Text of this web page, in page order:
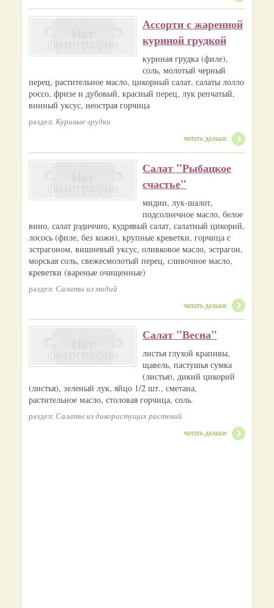
Ассорти с жаренной
куриной грудкой
куриная грудка (филе),
соль, молотый черный
перец, растительное масло, цикорный салат, салаты лолло
россо, фризе и дубовый, красный перец, лук репчатый,
винный уксус, неострая горчица
раздел: Куриные грудки
читать дальше
Салат "Рыбацкое
счастье"
мидии, лук-шалот,
подсолнечное масло, белое
вино, салат рэдиччио, кудрявый салат, салатный цикорий,
лосось (филе, без кожи), крупные креветки, горчица с
эстрагоном, вишневый уксус, оливковое масло, эстрагон,
морская соль, свежесмолотый перец, сливочное масло,
креветки (вареные очищенные)
раздел: Салаты из мидий
читать дальше
Салат "Весна"
листья глухой крапивы,
щавель, пастушья сумка
(листья), дикий цикорий
(листья), зеленый лук, яйцо 1/2 шт., сметана,
растительное масло, столовая горчица, соль.
раздел: Салаты из дикорастущих растений
читать дальше